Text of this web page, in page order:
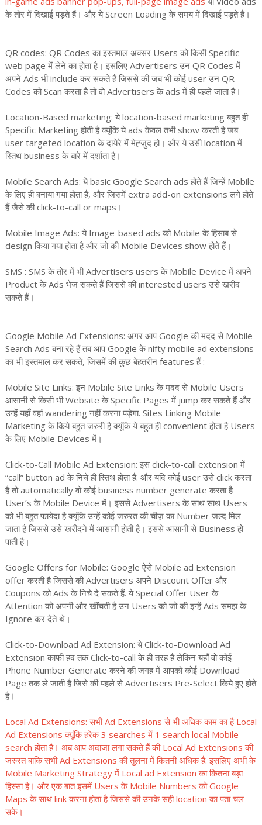
के तोर में दिखाई पड़ते हैं। और ये Screen Loading के समय में दिखाई पड़ते हैं।
QR codes: QR Codes का इस्तमाल अक्सर Users को किसी Specific
web page में लेने का होता है। इसलिए Advertisers उन QR Codes में
अपने Ads भी include कर सकते हैं जिससे की जब भी कोई user उन QR
Codes को Scan करता है तो वो Advertisers के ads में ही पहले जाता है।
Location-Based marketing: ये location-based marketing बहुत ही
Specific Marketing होती है क्यूंकि ये ads केवल तभी show करती है जब
user targeted location के दायेरे में मेह्जुद हो। और ये उसी location में
स्तिथ business के बारे में दर्शाता है।
Mobile Search Ads: ये basic Google Search ads होते हैं जिन्हें Mobile
के लिए ही बनाया गया होता है, और जिसमें extra add-on extensions लगे होते
हैं जैसे की click-to-call or maps।
Mobile Image Ads: ये Image-based ads को Mobile के हिसाब से
design किया गया होता है और जो की Mobile Devices show होते हैं।
SMS : SMS के तोर में भी Advertisers users के Mobile Device में अपने
Product के Ads भेज सकते हैं जिससे की interested users उसे खरीद
सकते हैं।
Google Mobile Ad Extensions: अगर आप Google की मदद से Mobile
Search Ads बना रहे हैं तब आप Google के nifty mobile ad extensions
का भी इस्तमाल कर सकते, जिसमें की कुछ बेहतरीन features हैं :-
Mobile Site Links: इन Mobile Site Links के मदद से Mobile Users
आसानी से किसी भी Website के Specific Pages में jump कर सकते हैं और
उन्हें यहाँ वहां wandering नहीं करना पड़ेगा. Sites Linking Mobile
Marketing के किये बहुत जरुरी है क्यूंकि ये बहुत ही convenient होता है Users
के लिए Mobile Devices में।
Click-to-Call Mobile Ad Extension: इस click-to-call extension में
“call” button ad के निचे ही स्तिथ होता है. और यदि कोई user उसे click करता
है तो automatically वो कोई business number generate करता है
User’s के Mobile Device में। इससे Advertisers के साथ साथ Users
को भी बहुत फायेदा है क्यूंकि उन्हें कोई जरुरत की चीज़ का Number जल्द मिल
जाता है जिससे उसे खरीदने में आसानी होती है। इससे आसानी से Business हो
पाती है।
Google Offers for Mobile: Google ऐसे Mobile ad Extension
offer करती है जिससे की Advertisers अपने Discount Offer और
Coupons को Ads के निचे दे सकते हैं. ये Special Offer User के
Attention को अपनी और खींचती है उन Users को जो की इन्हें Ads समझ के
Ignore कर देते थे।
Click-to-Download Ad Extension: ये Click-to-Download Ad
Extension काफी हद तक Click-to-call के ही तरह है लेकिन यहाँ वो कोई
Phone Number Generate करने की जगह में आपको कोई Download
Page तक ले जाती है जिसे की पहले से Advertisers Pre-Select किये हुए होते
है।
Local Ad Extensions: सभी Ad Extensions से भी अधिक काम का है Local
Ad Extensions क्यूंकि हरेक 3 searches में 1 search local Mobile
search होता है। अब आप अंदाजा लगा सकते हैं की Local Ad Extensions की
जरुरत बाकि सभी Ad Extensions की तुलना में कितनी अधिक है. इसलिए अभी के
Mobile Marketing Strategy में Local ad Extension का कितना बड़ा
हिस्सा है। और एक बात इसमें Users के Mobile Numbers को Google
Maps के साथ link करना होता है जिससे की उनके सही location का पता चल
सके।